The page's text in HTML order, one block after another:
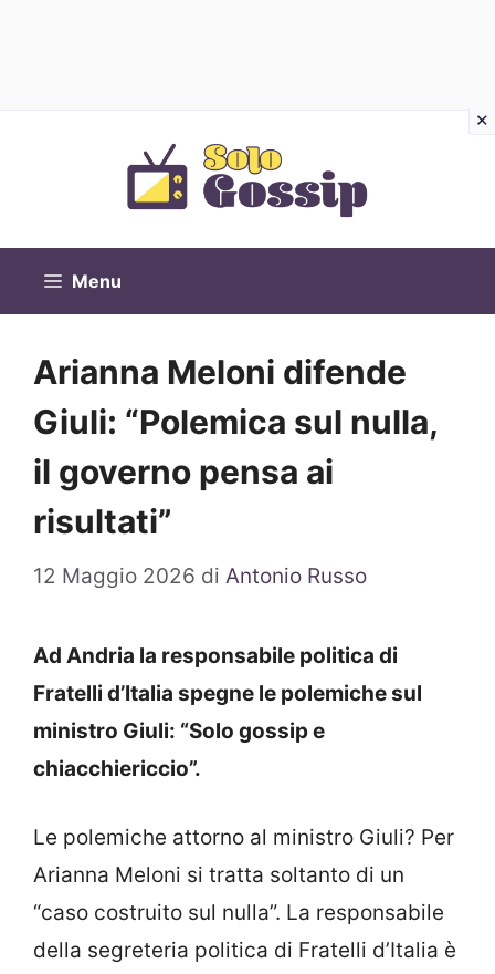
Menu
Arianna Meloni difende
Giuli: “Polemica sul nulla,
il governo pensa ai
risultati”
12 Maggio 2026 di Antonio Russo
Ad Andria la responsabile politica di
Fratelli d’Italia spegne le polemiche sul
ministro Giuli: “Solo gossip e
chiacchiericcio”.
Le polemiche attorno al ministro Giuli? Per
Arianna Meloni si tratta soltanto di un
“caso costruito sul nulla”. La responsabile
della segreteria politica di Fratelli d’Italia è